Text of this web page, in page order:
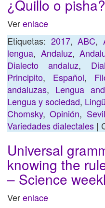
¿Quillo o pisha?
Verenlace
Etiquetas: 2017,ABC,
lengua, Andaluz,
Dialecto andaluz,
Principito, Español,
andaluzas, Lengua
Lengua y sociedad,
Chomsky,Opinión,
Variedades dialectales |
Universal
knowing the
– Science
Verenlace